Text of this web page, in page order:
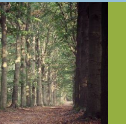
zoals polls,
om
Technologie kan hierbij
apps voor real-time
om samen te werken.
tegen te
pauze na elke 50